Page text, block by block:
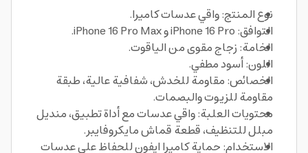
نوع المنتج: واقي عدسات كاميرا.
التوافق: iPhone 16 Pro و iPhone 16 Pro Max.
الخامة: زجاج مقوى من الياقوت.
اللون: أسود مطفي.
الخصائص: مقاومة للخدش، شفافية عالية، طبقة
مقاومة للزيوت والبصمات.
محتويات العلبة: واقي عدسات مع أداة تطبيق، منديل
مبلل للتنظيف، قطعة قماش مايكروفايبر.
الاستخدام: حماية كاميرا ايفون للحفاظ على عدسات